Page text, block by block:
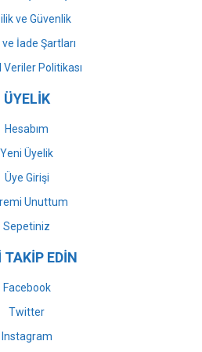
ve Güvenlik
İade Şartları
Veriler Politikası
ÜYELİK
Hesabım
Yeni Üyelik
Üye Girişi
Unuttum
Sepetiniz
TAKİP EDİN
Facebook
Twitter
Instagram